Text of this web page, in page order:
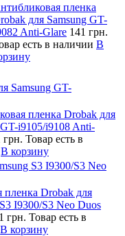
пленка
для Samsung GT-
Anti-Glare 141 грн.
есть в наличии В
Samsung GT-
пленка Drobak для
GT-i9105/i9108 Anti-
грн. Товар есть в
В корзину
S3 I9300/S3 Neo
пленка Drobak для
I9300/S3 Neo Duos
грн. Товар есть в
В корзину